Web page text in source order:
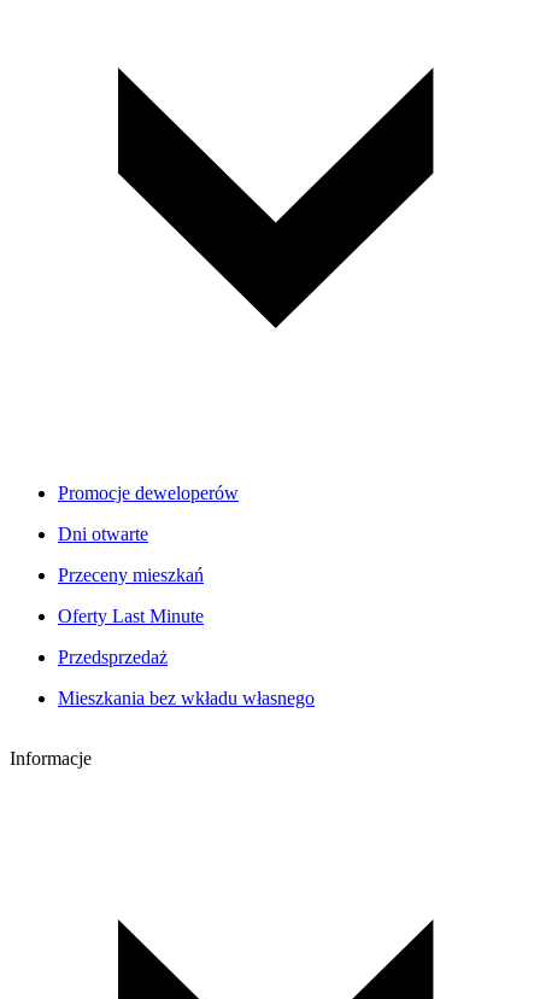
Promocje deweloperów
Dni otwarte
Przeceny mieszkań
Oferty Last Minute
Przedsprzedaż
Mieszkania bez wkładu własnego
Informacje